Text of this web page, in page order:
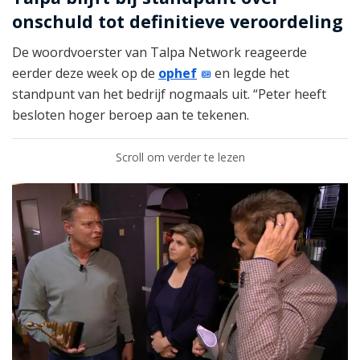
onschuld tot definitieve veroordeling
De woordvoerster van Talpa Network reageerde
eerder deze week op de ophef
en legde het
standpunt van het bedrijf nogmaals uit. “Peter heeft
besloten hoger beroep aan te tekenen.
Scroll om verder te lezen